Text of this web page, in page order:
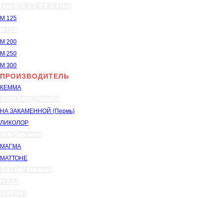
М 125
М 200
М 250
М 300
ПРОИЗВОДИТЕЛЬ
КЕММА
НА ЗАКАМЕННОЙ (Пермь)
ЛИКОЛОР
МАГМА
МАТТОНЕ